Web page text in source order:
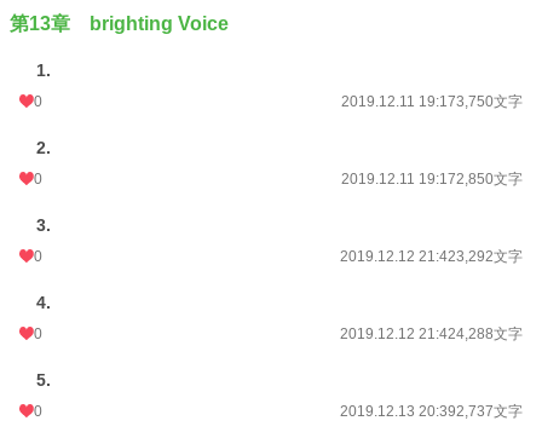
第13章 brighting Voice
1.
0 2019.12.11 19:173,750文字
2.
0 2019.12.11 19:172,850文字
3.
0 2019.12.12 21:423,292文字
4.
0 2019.12.12 21:424,288文字
5.
0 2019.12.13 20:392,737文字